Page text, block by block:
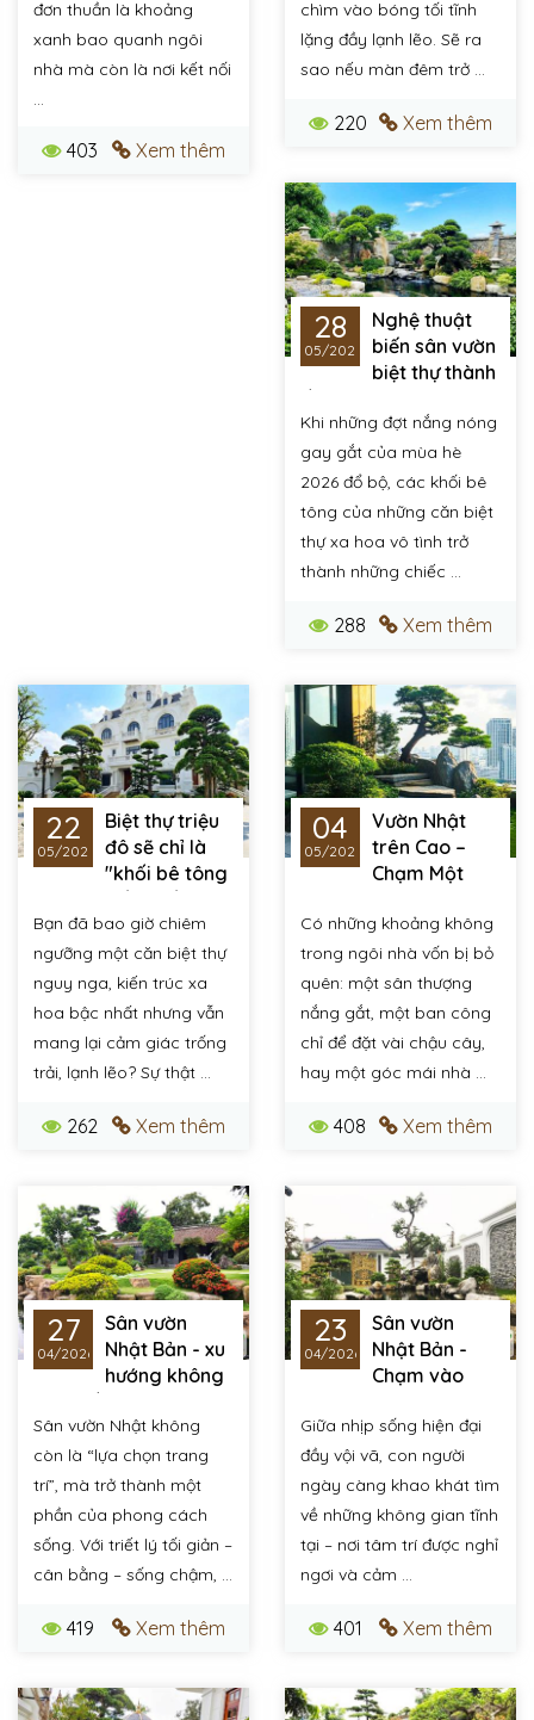
đơn thuần là khoảng
xanh bao quanh ngôi
nhà mà còn là nơi kết nối
...
403 Xem thêm
chìm vào bóng tối tĩnh
lặng đầy lạnh lẽo. Sẽ ra
sao nếu màn đêm trở ...
220 Xem thêm
28
05/2026
Nghệ thuật
biến sân vườn
biệt thự thành
ốc đảo xanh mát "Hạ
nhiệt" ngày hè oi bức
Khi những đợt nắng nóng
gay gắt của mùa hè
2026 đổ bộ, các khối bê
tông của những căn biệt
thự xa hoa vô tình trở
thành những chiếc ...
288 Xem thêm
22
05/2026
Biệt thự triệu
đô sẽ chỉ là
"khối bê tông
khoảng sân vườn
xứng tầm
Bạn đã bao giờ chiêm
ngưỡng một căn biệt thự
nguy nga, kiến trúc xa
hoa bậc nhất nhưng vẫn
mang lại cảm giác trống
trải, lạnh lẽo? Sự thật ...
262 Xem thêm
04
05/2026
Vườn Nhật
trên Cao –
Chạm Một
Giữa Phố Thị
Có những khoảng không
trong ngôi nhà vốn bị bỏ
quên: một sân thượng
nắng gắt, một ban công
chỉ để đặt vài chậu cây,
hay một góc mái nhà ...
408 Xem thêm
27
04/2026
Sân vườn
Nhật Bản - xu
hướng không
gian sống hiện đại
Sân vườn Nhật không
còn là “lựa chọn trang
trí”, mà trở thành một
phần của phong cách
sống. Với triết lý tối giản –
cân bằng – sống chậm, ...
419 Xem thêm
23
04/2026
Sân vườn
Nhật Bản -
Chạm vào
của bạn
Giữa nhịp sống hiện đại
đầy vội vã, con người
ngày càng khao khát tìm
về những không gian tĩnh
tại – nơi tâm trí được nghỉ
ngơi và cảm ...
401 Xem thêm